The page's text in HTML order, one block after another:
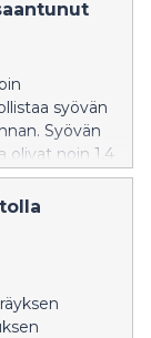
syövän
Syövän
olivat noin 1,4